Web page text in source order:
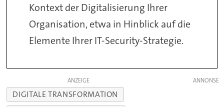
Kontext der Digitalisierung Ihrer
Organisation, etwa in Hinblick auf die
Elemente Ihrer IT-Security-Strategie.
ANZEIGE
DIGITALE TRANSFORMATION